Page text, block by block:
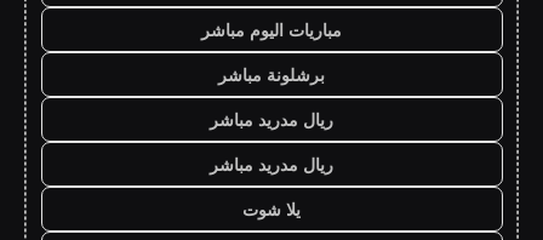
مباريات اليوم مباشر
برشلونة مباشر
ريال مدريد مباشر
ريال مدريد مباشر
يلا شوت